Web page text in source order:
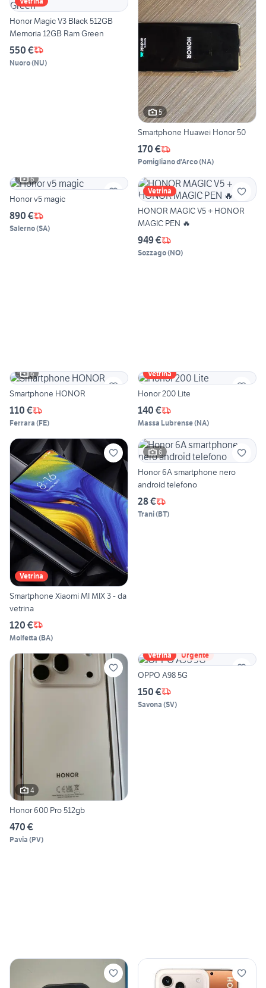
Honor Magic V3 Black 512GB
Memoria 12GB Ram Green
550 €
Nuoro(NU)
5
Smartphone Huawei Honor 50
170 €
Pomigliano d'Arco(NA)
6
Honor v5 magic
890 €
Salerno(SA)
Vetrina
HONOR MAGIC V5 + HONOR
MAGIC PEN 🔥
949 €
Sozzago(NO)
6
Smartphone HONOR
110 €
Ferrara (FE)
Vetrina
Honor 200 Lite
140 €
Massa Lubrense(NA)
Vetrina
Smartphone Xiaomi MI MIX 3 - da
vetrina
120 €
Molfetta (BA)
6
Honor 6A smartphone nero
android telefono
28 €
Trani(BT)
4
Honor 600 Pro 512gb
470 €
Pavia (PV)
Vetrina Urgente
OPPO A98 5G
150 €
Savona (SV)